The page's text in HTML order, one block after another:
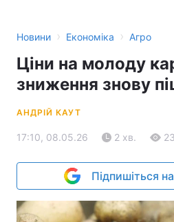
Новини › Економіка › Агро
Ціни на молоду
зниження знову
АНДРІЙ КАУТ
17:10, 08.05.26 2 хв.
Підпишіться